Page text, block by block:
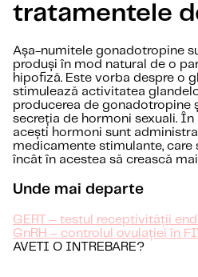
tratamentele
Așa-numitele gonadotropine
produși în mod natural de o
hipofiză. Este vorba despre o
stimulează activitatea
producerea de gonadotropine
secreția de hormoni sexuali.
acești hormoni sunt
medicamente stimulante, care
încât în acestea să crească
Unde mai departe
GERT – testul receptivității
GnRH – controlul ovulației în
AVETI O INTREBARE?